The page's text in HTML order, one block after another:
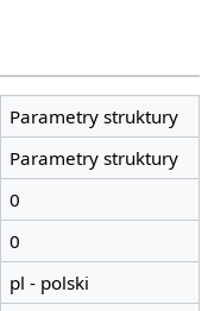
Parametry struktury
Parametry struktury
0
0
pl - polski